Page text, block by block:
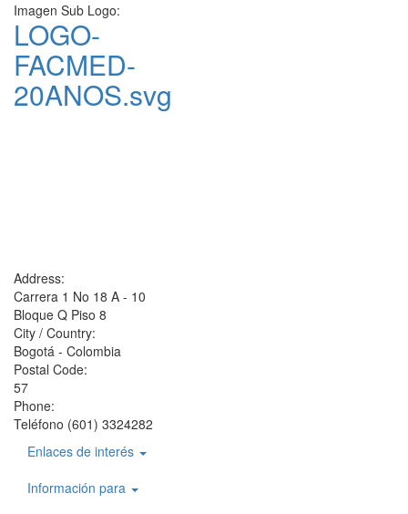
Imagen Sub Logo:
LOGO-
FACMED-
20ANOS.svg
Address:
Carrera 1 No 18 A - 10
Bloque Q Piso 8
City / Country:
Bogotá - Colombia
Postal Code:
57
Phone:
Teléfono (601) 3324282
Enlaces de interés
Información para